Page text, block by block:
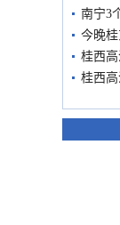
南宁3
今晚
桂西
桂西